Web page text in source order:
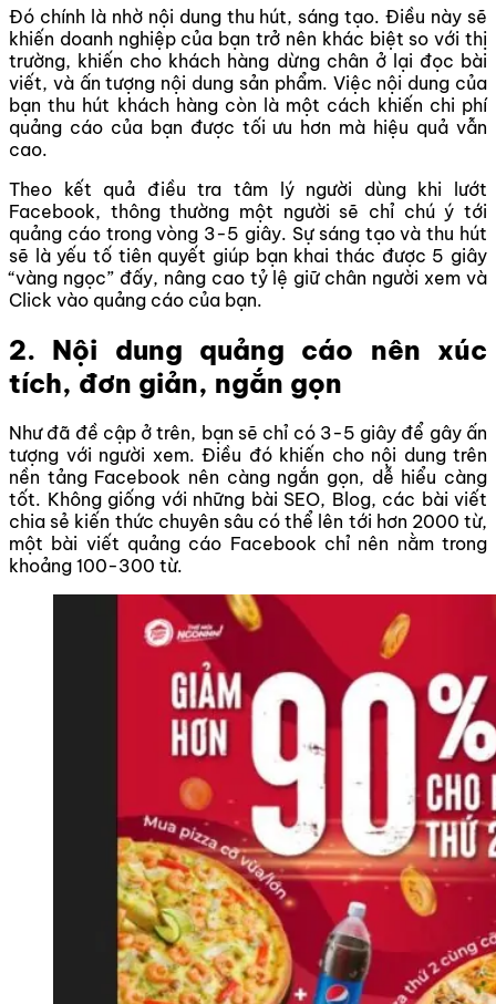
Đó chính là nhờ nội dung thu hút, sáng tạo. Điều này sẽ
khiến doanh nghiệp của bạn trở nên khác biệt so với thị
trường, khiến cho khách hàng dừng chân ở lại đọc bài
viết, và ấn tượng nội dung sản phẩm. Việc nội dung của
bạn thu hút khách hàng còn là một cách khiến chi phí
quảng cáo của bạn được tối ưu hơn mà hiệu quả vẫn
cao.
Theo kết quả điều tra tâm lý người dùng khi lướt
Facebook, thông thường một người sẽ chỉ chú ý tới
quảng cáo trong vòng 3-5 giây. Sự sáng tạo và thu hút
sẽ là yếu tố tiên quyết giúp bạn khai thác được 5 giây
“vàng ngọc” đấy, nâng cao tỷ lệ giữ chân người xem và
Click vào quảng cáo của bạn.
2. Nội dung quảng cáo nên xúc
tích, đơn giản, ngắn gọn
Như đã đề cập ở trên, bạn sẽ chỉ có 3-5 giây để gây ấn
tượng với người xem. Điều đó khiến cho nội dung trên
nền tảng Facebook nên càng ngắn gọn, dễ hiểu càng
tốt. Không giống với những bài SEO, Blog, các bài viết
chia sẻ kiến thức chuyên sâu có thể lên tới hơn 2000 từ,
một bài viết quảng cáo Facebook chỉ nên nằm trong
khoảng 100-300 từ.